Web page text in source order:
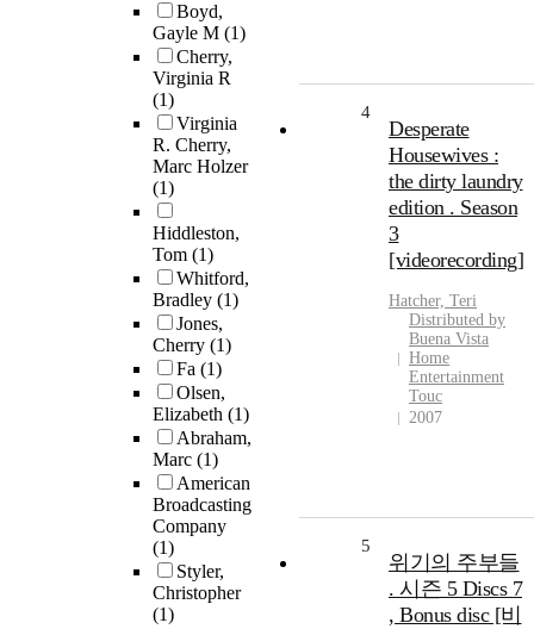
Boyd,
Gayle M (1)
Cherry,
Virginia R
(1)
Virginia
R. Cherry,
Marc Holzer
(1)
Hiddleston,
Tom (1)
Whitford,
Bradley (1)
Jones,
Cherry (1)
Fa (1)
Olsen,
Elizabeth (1)
Abraham,
Marc (1)
American
Broadcasting
Company
(1)
Styler,
Christopher
(1)
4
Desperate
Housewives :
the dirty laundry
edition . Season
3
[videorecording]
Hatcher, Teri
Distributed by
Buena Vista
Home
Entertainment
Touc
2007
5
위기의 주부들
. 시즌 5 Discs 7
, Bonus disc [비